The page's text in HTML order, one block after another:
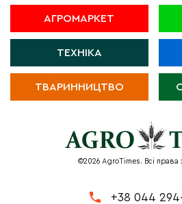
АГРОМАРКЕТ
ТЕХНІКА
ТВАРИННИЦТВО
©2026 AgroTimes. Всі права
+38 044